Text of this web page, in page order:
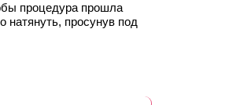
процедура прошла
просунув под